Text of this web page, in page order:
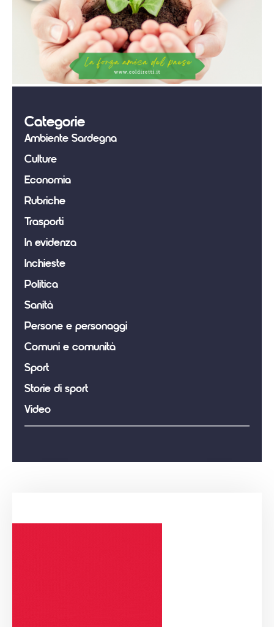
Categorie
Ambiente Sardegna
Culture
Economia
Rubriche
Trasporti
In evidenza
Inchieste
Politica
Sanità
Persone e personaggi
Comuni e comunità
Sport
Storie di sport
Video